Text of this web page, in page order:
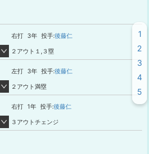
右打 3年 投手:後藤仁
２アウト１,３塁
左打 3年 投手:後藤仁
２アウト満塁
右打 1年 投手:後藤仁
３アウトチェンジ
1
2
3
4
5